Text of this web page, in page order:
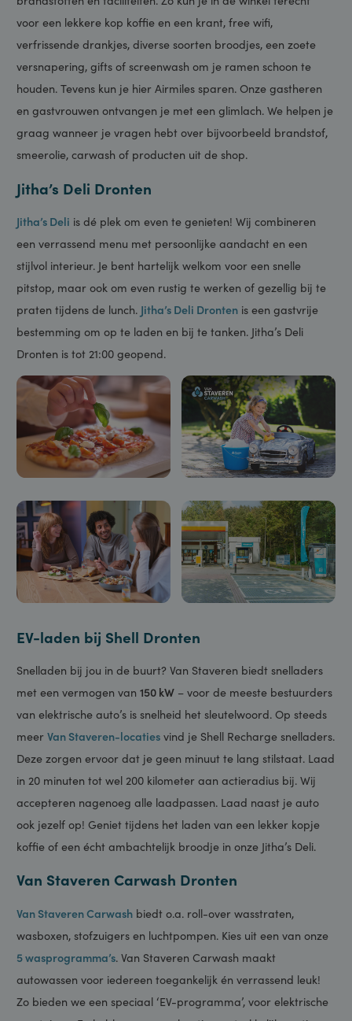
Tankstation Shell Dronten heeft een breed scala aan
brandstoffen en faciliteiten. Zo kun je in de winkel terecht
voor een lekkere kop koffie en een krant, free wifi,
verfrissende drankjes, diverse soorten broodjes, een zoete
versnapering, gifts of screenwash om je ramen schoon te
houden. Tevens kun je hier Airmiles sparen. Onze gastheren
en gastvrouwen ontvangen je met een glimlach. We helpen je
graag wanneer je vragen hebt over bijvoorbeeld brandstof,
Jitha’s Deli Dronten
een verrassend menu met persoonlijke aandacht en een
stijlvol interieur. Je bent hartelijk welkom voor een snelle
pitstop, maar ook om even rustig te werken of gezellig bij te
praten tijdens de lunch.Jitha’s Deli Drontenis een gastvrije
bestemming om op te laden en bij te tanken. Jitha’s Deli
Dronten is tot 21:00 geopend.
EV-laden bij Shell Dronten
Snelladen bij jou in de buurt? Van Staveren biedt snelladers
met een vermogen van 150 kW – voor de meeste bestuurders
van elektrische auto’s is snelheid het sleutelwoord. Op steeds
meerVan Staveren-locatiesvind je Shell Recharge snelladers.
Deze zorgen ervoor dat je geen minuut te lang stilstaat. Laad
accepteren nagenoeg alle laadpassen. Laad naast je auto
ook jezelf op! Geniet tijdens het laden van een lekker kopje
koffie of een écht ambachtelijk broodje in onze Jitha’s Deli.
Van Staveren Carwash Dronten
Van Staveren Carwashbiedt o.a. roll-over wasstraten,